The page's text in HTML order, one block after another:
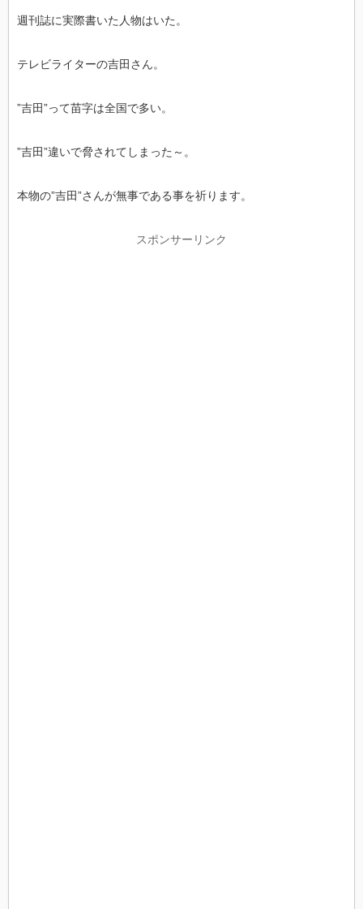
週刊誌に実際書いた人物はいた。
テレビライターの吉田さん。
”吉田”って苗字は全国で多い。
”吉田”違いで脅されてしまった～。
本物の”吉田”さんが無事である事を祈ります。
スポンサーリンク